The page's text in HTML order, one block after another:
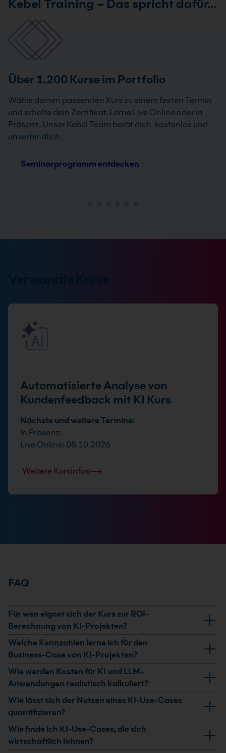
Kebel Training – Das spricht dafür…
Über 1.200 Kurse im Portfolio
Wähle deinen passenden Kurs zu einem festen Termin
und erhalte dein Zertifikat. Lerne Live Online oder in
Präsenz. Unser Kebel Team berät dich kostenlos und
unverbindlich.
Seminarprogramm entdecken
Automatisierte Analyse von
Kundenfeedback mit KI Kurs
Nächste und weitere Termine:
In Präsenz: -
Live Online: 05.10.2026
Weitere Kursinfos
FAQ
Für wen eignet sich der Kurs zur ROI-
Berechnung von KI-Projekten?
Der Kurs richtet sich an Fach- und Führungskräfte, die
KI-Projekte bewerten, priorisieren oder wirtschaftlich
begründen. Du brauchst ein Grundverständnis von
Geschäftsprozessen und Kennzahlen, aber keine
Programmierkenntnisse.
Welche Kennzahlen lerne ich für den
Business-Case von KI-Projekten?
Du arbeitest mit ROI, Payback, TCO und NPV und
ordnest ein, wann welche Kennzahl sinnvoll ist.
Zusätzlich analysierst Du Szenarien, Break-even-
Punkte und Sensitivitäten.
Wie werden Kosten für KI und LLM-
Anwendungen realistisch kalkuliert?
Der Kurs behandelt einmalige und laufende Kosten wie
Build, Buy, Customize, Cloud-Kosten, GPU- und
Inference-Kosten, Storage, Datenpipelines sowie
MLOps und LLMOps. Auch Monitoring, Retraining und
Vendor-Lock-in fließen in die Kostenbetrachtung ein.
Wie lässt sich der Nutzen eines KI-Use-Cases
quantifizieren?
Du bewertest Nutzen über messbare Werttreiber wie
Produktivität, Qualität, Umsatz und Risiko. Beispiele
Wie finde ich KI-Use-Cases, die sich
wirtschaftlich lohnen?